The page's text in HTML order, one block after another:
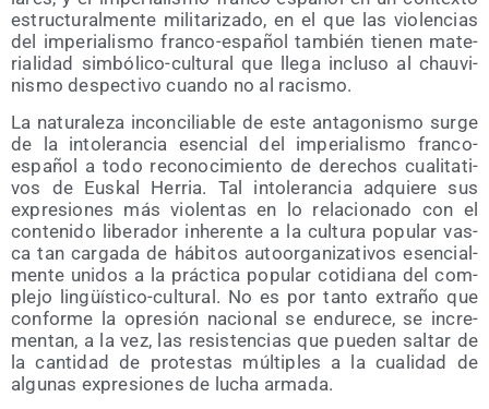
estruc­tu­ral­men­te mili­ta­ri­za­do, en el que las vio­len­cias
del impe­ria­lis­mo fran­co-espa­ñol tam­bién tie­nen mate­
ria­li­dad sim­bó­li­co-cul­tu­ral que lle­ga inclu­so al chau­vi­
nis­mo des­pec­ti­vo cuan­do no al racismo.
La natu­ra­le­za incon­ci­lia­ble de este anta­go­nis­mo sur­ge
de la into­le­ran­cia esen­cial del impe­ria­lis­mo fran­co-
espa­ñol a todo reco­no­ci­mien­to de dere­chos cua­li­ta­ti­
vos de Eus­kal Herria. Tal into­le­ran­cia adquie­re sus
expre­sio­nes más vio­len­tas en lo rela­cio­na­do con el
con­te­ni­do libe­ra­dor inhe­ren­te a la cul­tu­ra popu­lar vas­
ca tan car­ga­da de hábi­tos auto­or­ga­ni­za­ti­vos esen­cial­
men­te uni­dos a la prác­ti­ca popu­lar coti­dia­na del com­
ple­jo lin­güís­ti­co-cul­tu­ral. No es por tan­to extra­ño que
con­for­me la opre­sión nacio­nal se endu­re­ce, se incre­
men­tan, a la vez, las resis­ten­cias que pue­den sal­tar de
la can­ti­dad de pro­tes­tas múl­ti­ples a la cua­li­dad de
algu­nas expre­sio­nes de lucha armada.